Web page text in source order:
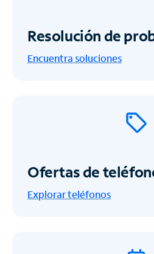
Resolución de
Encuentra soluciones
Ofertas de
Explorar teléfonos